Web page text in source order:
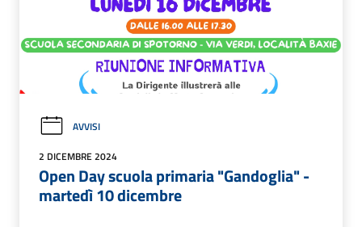
AVVISI
2 DICEMBRE 2024
Open Day scuola primaria "Gandoglia" -
martedì 10 dicembre